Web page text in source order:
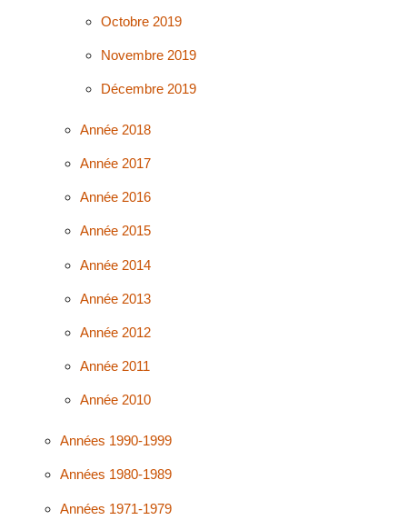
Octobre 2019
Novembre 2019
Décembre 2019
Année 2018
Année 2017
Année 2016
Année 2015
Année 2014
Année 2013
Année 2012
Année 2011
Année 2010
Années 1990-1999
Années 1980-1989
Années 1971-1979